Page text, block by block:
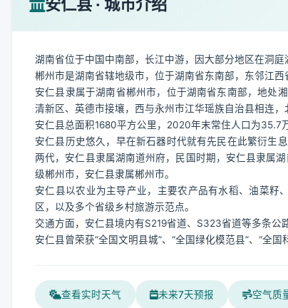
安仁县 · 城市介绍
湖南省位于中国中南部，长江中游，因大部分地区在洞庭
郴州市是湖南省辖地级市，位于湖南省东南部，东邻江
安仁县隶属于湖南省郴州市，位于湖南省东南部，地处
清新区、英德市接壤，西与永州市江华瑶族自治县相连，
安仁县总面积1680平方公里，2020年末常住人口为35.7
安仁县历史悠久，早在新石器时代就有先民在此繁衍生
两代，安仁县隶属湖南道州府，民国时期，安仁县隶属
级郴州市，安仁县隶属郴州市。
安仁县以农业为主导产业，主要农产品有水稻、油菜
区，以及多个省级乡村旅游示范点。
交通方面，安仁县境内有S219省道、S323省道等多条公
安仁县曾荣获“全国文明县城”、“全国绿化模范县”、“全国
查看实时天气 未来7天预报 空气质